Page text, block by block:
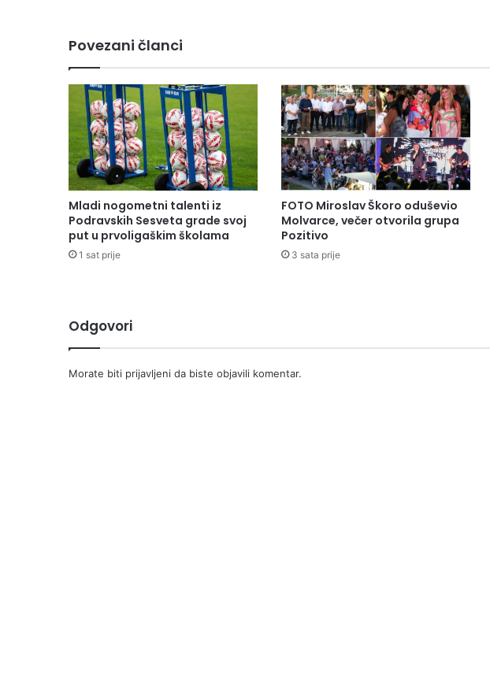
Povezani članci
Mladi nogometni talenti iz
Podravskih Sesveta grade svoj
put u prvoligaškim školama
1 sat prije
FOTO Miroslav Škoro oduševio
Molvarce, večer otvorila grupa
Pozitivo
3 sata prije
Odgovori
Morate biti prijavljeni da biste objavili komentar.